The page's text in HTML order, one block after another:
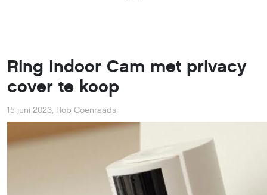
Ring Indoor Cam met privacy
cover te koop
15 juni 2023, Rob Coenraads